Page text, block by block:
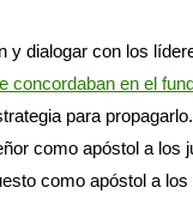
y dialogar con los
concordaban en el
para
como apóstol a los
como apóstol a los